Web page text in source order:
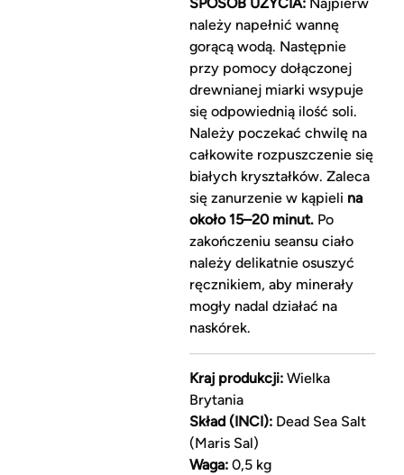
SPOSÓB UŻYCIA:Najpierw
należy napełnić wannę
gorącą wodą. Następnie
przy pomocy dołączonej
drewnianej miarki wsypuje
się odpowiednią ilość soli.
Należy poczekać chwilę na
całkowite rozpuszczenie się
białych kryształków. Zaleca
się zanurzenie w kąpieli na
około 15–20 minut.Po
zakończeniu seansu ciało
należy delikatnie osuszyć
ręcznikiem, aby minerały
mogły nadal działać na
naskórek.
Kraj produkcji:Wielka
Brytania
Skład (INCI):Dead Sea Salt
(Maris Sal)
Waga:0,5 kg